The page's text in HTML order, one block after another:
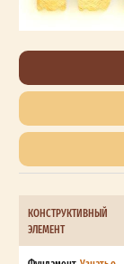
КОНСТРУКТИВНЫЙ
ЭЛЕМЕНТ